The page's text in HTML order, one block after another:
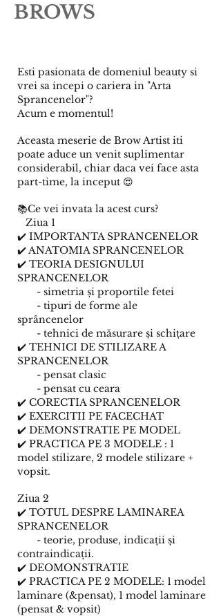
BROWS
Esti pasionata de domeniul beauty si
vrei sa incepi o cariera in "Arta
Sprancenelor"?
Acum e momentul!
Aceasta meserie de Brow Artist iti
poate aduce un venit suplimentar
considerabil, chiar daca vei face asta
part-time, la inceput 😍
📚Ce vei invata la acest curs?
Ziua 1
✔️ IMPORTANTA SPRANCENELOR
✔️ ANATOMIA SPRANCENELOR
✔️ TEORIA DESIGNULUI
SPRANCENELOR
- simetria și proportile fetei
- tipuri de forme ale
sprâncenelor
- tehnici de măsurare și schițare
✔️ TEHNICI DE STILIZARE A
SPRANCENELOR
- pensat clasic
- pensat cu ceara
✔️ CORECTIA SPRANCENELOR
✔️ EXERCITII PE FACECHAT
✔️ DEMONSTRATIE PE MODEL
✔️ PRACTICA PE 3 MODELE : 1
model stilizare, 2 modele stilizare +
vopsit.
Ziua 2
✔️ TOTUL DESPRE LAMINAREA
SPRANCENELOR
- teorie, produse, indicații și
contraindicații.
✔️ DEOMONSTRATIE
✔️ PRACTICA PE 2 MODELE: 1 model
laminare (&pensat), 1 model laminare
(pensat & vopsit)